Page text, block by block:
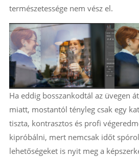
természetessége nem vész el.
Ha eddig bosszankodtál az üvegen
miatt, mostantól tényleg csak egy
tiszta, kontrasztos és profi
kipróbálni, mert nemcsak időt
lehetőségeket is nyit meg a